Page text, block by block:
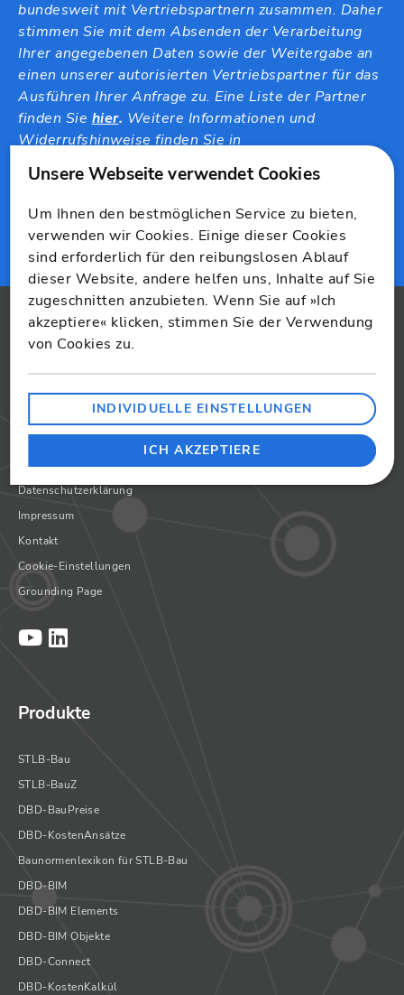
bundesweit mit Vertriebspartnern zusammen. Daher
stimmen Sie mit dem Absenden der Verarbeitung
Ihrer angegebenen Daten sowie der Weitergabe an
einen unserer autorisierten Vertriebspartner für das
Ausführen Ihrer Anfrage zu. Eine Liste der Partner
finden Sie hier. Weitere Informationen und
Widerrufshinweise finden Sie in
ABSENDEN
Copyright 2026
AGB
Datenschutzerklärung
Impressum
Kontakt
Cookie-Einstellungen
Grounding Page
Produkte
STLB-Bau
STLB-BauZ
DBD-BauPreise
DBD-KostenAnsätze
Baunormenlexikon für STLB-Bau
DBD-BIM
DBD-BIM Elements
DBD-BIM Objekte
DBD-Connect
DBD-KostenKalkül
Um Ihnen den bestmöglichen Service zu bieten,
verwenden wir Cookies. Einige dieser Cookies
sind erforderlich für den reibungslosen Ablauf
dieser Website, andere helfen uns, Inhalte auf Sie
zugeschnitten anzubieten. Wenn Sie auf »Ich
akzeptiere« klicken, stimmen Sie der Verwendung
von Cookies zu.
INDIVIDUELLE EINSTELLUNGEN
ICH AKZEPTIERE